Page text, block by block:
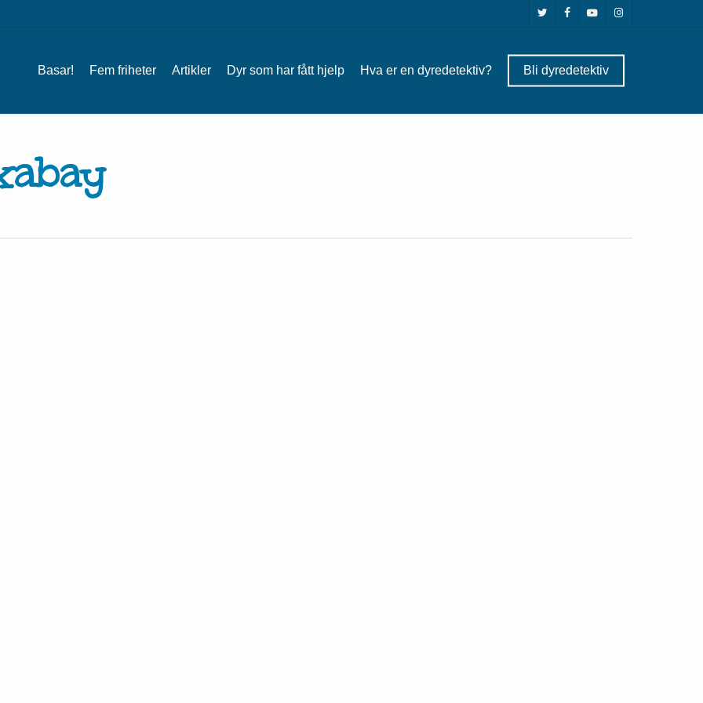
twitter facebookyoutubeinstagram
Basar! Fem friheter Artikler Dyr som har fått hjelp Hva er en dyredetektiv? Bli dyredetektiv